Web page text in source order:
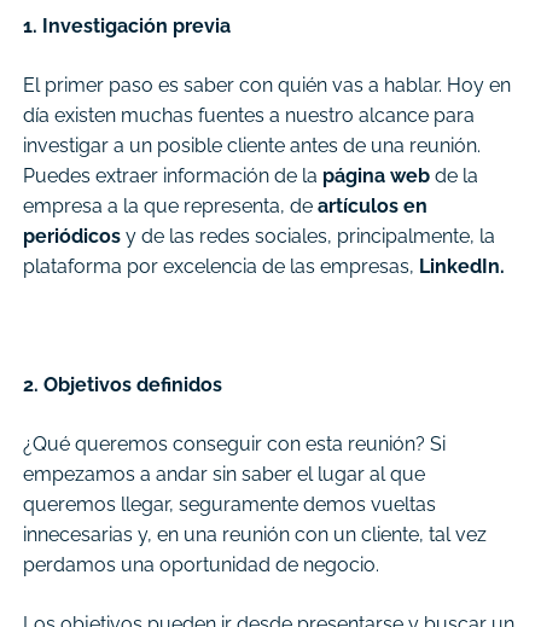
1. Investigación previa
El primer paso es saber con quién vas a hablar. Hoy en
día existen muchas fuentes a nuestro alcance para
investigar a un posible cliente antes de una reunión.
Puedes extraer información de la página webde la
empresa a la que representa, de artículos en
periódicosy de las redes sociales, principalmente, la
plataforma por excelencia de las empresas, LinkedIn.
2. Objetivos definidos
¿Qué queremos conseguir con esta reunión? Si
empezamos a andar sin saber el lugar al que
queremos llegar, seguramente demos vueltas
innecesarias y, en una reunión con un cliente, tal vez
perdamos una oportunidad de negocio.